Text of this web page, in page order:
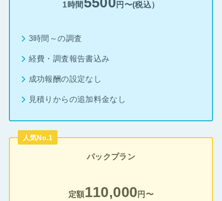
1時間 円〜(税込）
3時間～の調査
経費・調査報告書込み
成功報酬の設定なし
見積りからの追加料金なし
人気No.1
パックプラン
定額110,000 円〜